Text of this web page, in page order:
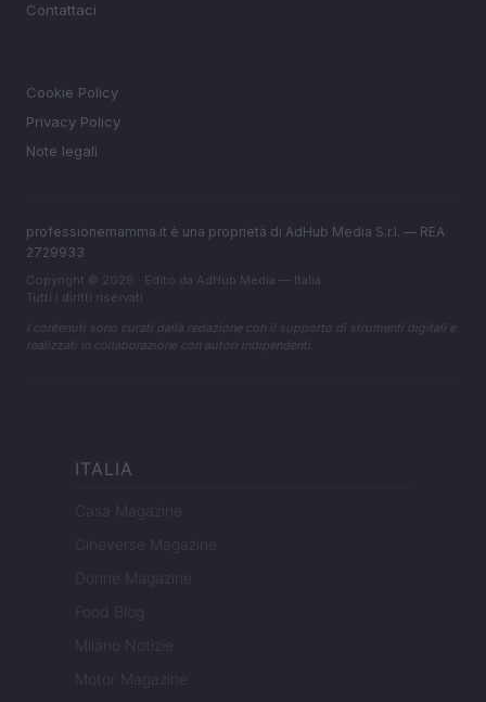
Contattaci
Cookie Policy
Privacy Policy
Note legali
professionemamma.it è una proprietà di AdHub Media S.r.l. — REA
2729933
Copyright © 2026 · Edito da AdHub Media — Italia
Tutti i diritti riservati
I contenuti sono curati dalla redazione con il supporto di strumenti digitali e
realizzati in collaborazione con autori indipendenti.
ITALIA
Casa Magazine
Cineverse Magazine
Donne Magazine
Food Blog
Milano Notizie
Motor Magazine